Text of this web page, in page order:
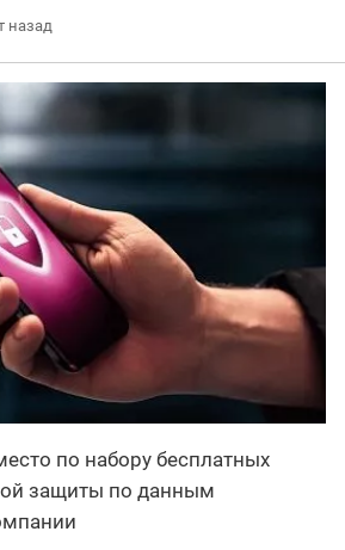
назад
по набору бесплатных
защиты по данным